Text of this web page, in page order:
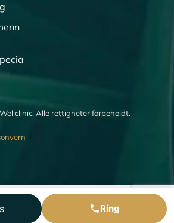
Alle rettigheter forbeholdt.
Ring